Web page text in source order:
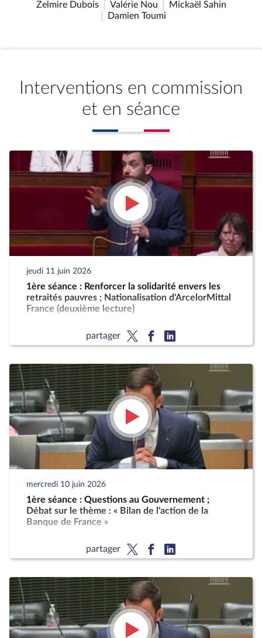
Zelmire Dubois Valérie Nou
Mickaël Sahin
Damien Toumi
Interventions en commission
et en séance
jeudi 11 juin 2026
1ère séance : Renforcer la solidarité envers les
retraités pauvres ; Nationalisation d'ArcelorMittal
France (deuxième lecture)
partager
mercredi 10 juin 2026
1ère séance : Questions au Gouvernement ;
Débat sur le thème : « Bilan de l'action de la
Banque de France »
partager